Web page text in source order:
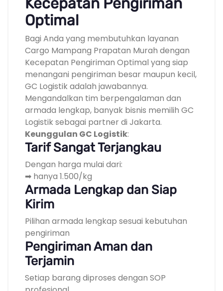
Optimal
Bagi Anda yang membutuhkan layanan
Cargo Mampang Prapatan Murah dengan
Kecepatan Pengiriman Optimal yang siap
menangani pengiriman besar maupun kecil,
GC Logistik adalah jawabannya.
Mengandalkan tim berpengalaman dan
armada lengkap, banyak bisnis memilih GC
Logistik sebagai partner di Jakarta.
Keunggulan GC Logistik:
Tarif Sangat Terjangkau
Dengan harga mulai dari:
➡ hanya 1.500/kg
Armada Lengkap dan Siap
Kirim
Pilihan armada lengkap sesuai kebutuhan
pengiriman
Pengiriman Aman dan
Terjamin
Setiap barang diproses dengan SOP